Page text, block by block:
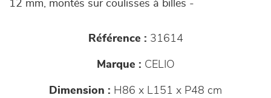
12 mm, montés sur coulisses à billes -
Référence : 31614
Marque : CELIO
Dimension : H86 x L151 x P48 cm